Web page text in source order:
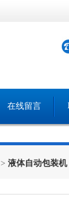
在线留言
> 液体自动包装机